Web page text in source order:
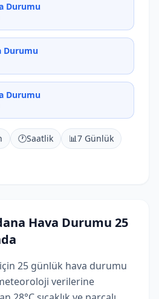
Durumu
Durumu
Durumu
🕐Saatlik 📊7 Günlük
Hava Durumu 25
25 günlük hava durumu
verilerine